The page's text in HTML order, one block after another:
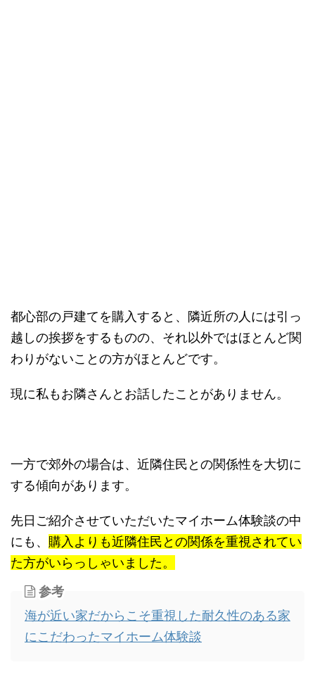
都心部の戸建てを購入すると、隣近所の人には引っ
越しの挨拶をするものの、それ以外ではほとんど関
わりがないことの方がほとんどです。
現に私もお隣さんとお話したことがありません。
一方で郊外の場合は、近隣住民との関係性を大切に
する傾向があります。
先日ご紹介させていただいたマイホーム体験談の中
にも、 購入よりも近隣住民との関係を重視されてい
た方がいらっしゃいました。
参考
海が近い家だからこそ重視した耐久性のある家
にこだわったマイホーム体験談